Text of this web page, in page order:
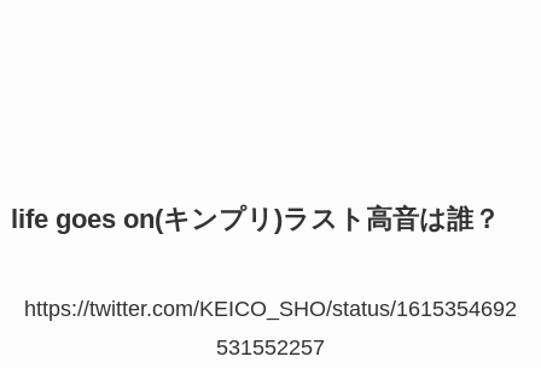
life goes on(キンプリ)ラスト高音は誰？
https://twitter.com/KEICO_SHO/status/1615354692
531552257